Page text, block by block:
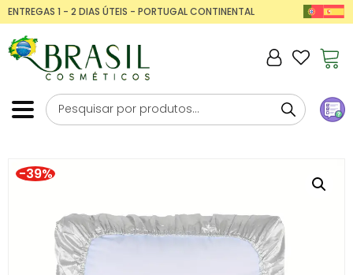
ENTREGAS 1 - 2 DIAS ÚTEIS - PORTUGAL CONTINENTAL
-39%